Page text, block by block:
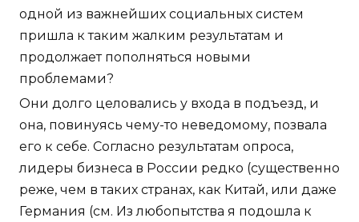
одной из важнейших социальных систем
пришла к таким жалким результатам и
продолжает пополняться новыми
проблемами?
Они долго целовались у входа в подъезд, и
она, повинуясь чему-то неведомому, позвала
его к себе. Согласно результатам опроса,
лидеры бизнеса в России редко (существенно
реже, чем в таких странах, как Китай, или даже
Германия (см. Из любопытства я подошла к